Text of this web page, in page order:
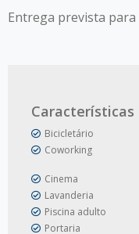
Entrega prevista para
Características
Bicicletário
Coworking
Cinema
Lavanderia
Piscina adulto
Portaria